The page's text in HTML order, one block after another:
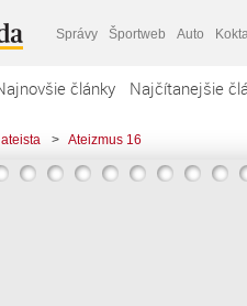
Správy Športweb Auto
články Najčítanejšie
ateista > Ateizmus 16